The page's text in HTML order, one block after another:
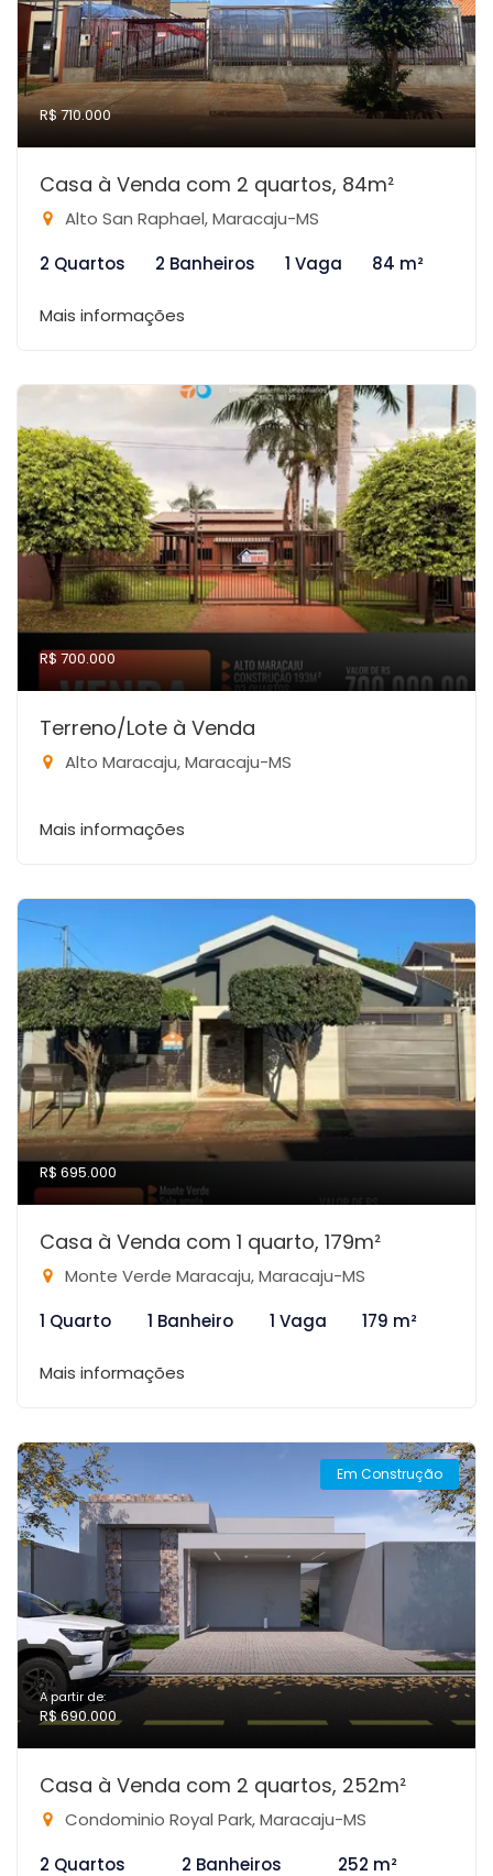
R$ 710.000
Casa à Venda com 2 quartos, 84m²
Alto San Raphael, Maracaju-MS
2 Quartos
2 Banheiros 1 Vaga 84 m²
Mais informações
R$ 700.000
Terreno/Lote à Venda
Alto Maracaju, Maracaju-MS
Mais informações
R$ 695.000
Casa à Venda com 1 quarto, 179m²
Monte Verde Maracaju, Maracaju-MS
1 Quarto
1 Banheiro 1 Vaga 179 m²
Mais informações
Em Construção
A partir de:
R$ 690.000
Casa à Venda com 2 quartos, 252m²
Condominio Royal Park, Maracaju-MS
2 Quartos
2 Banheiros 252 m²